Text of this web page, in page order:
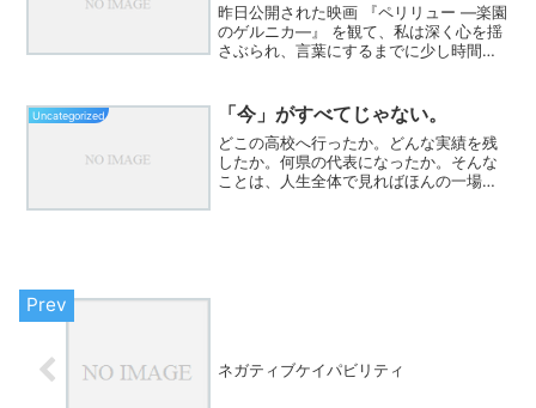
昨日公開された映画 『ペリリュー ―楽園
のゲルニカ―』 を観て、私は深く心を揺
さぶられ、言葉にするまでに少し時間を
自然。その美しい舞台で描かれるのは、
極限状態に置かれた...
Uncategorized 「今」がすべてじゃない。
どこの高校へ行ったか。どんな実績を残
したか。何県の代表になったか。そんな
ことは、人生全体で見ればほんの一場面
ネガティブケイパビリティ